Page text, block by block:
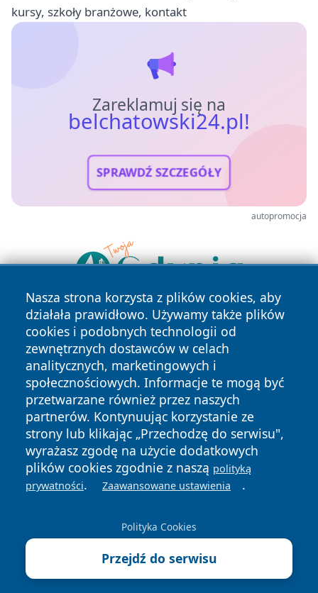
kursy, szkoły branżowe, kontakt
Zareklamuj się na
belchatowski24.pl!
SPRAWDŹ SZCZEGÓŁY
autopromocja
Nasza strona korzysta z plików cookies, aby
działała prawidłowo. Używamy także plików
cookies i podobnych technologii od
zewnętrznych dostawców w celach
analitycznych, marketingowych i
społecznościowych. Informacje te mogą być
przetwarzane również przez naszych
partnerów. Kontynuując korzystanie ze
strony lub klikając „Przechodzę do serwisu",
wyrażasz zgodę na użycie dodatkowych
plików cookies zgodnie z naszą polityką
prywatności. Zaawansowane ustawienia .
Polityka Cookies
Przejdź do serwisu
Copyright © 2026 belchatowski24.pl Wszystkie prawa
zastrzeżone.
News Autorzy
Polityka
Prywatności
Polityka
Cookies